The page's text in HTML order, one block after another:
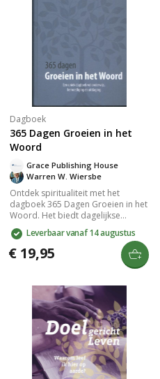
Dagboek
365 Dagen Groeien in het
Woord
Warren W. Wiersbe
Grace Publishing House
Ontdek spiritualiteit met het
dagboek 365 Dagen Groeien in het
Woord. Het biedt dagelijkse
Bijbeloverdenkingen, bemoediging
en uitdaging voor een heel jaar.
Met thematische, inspirerende
teksten van Dr. Warren W. Wiersbe,
Leverbaar vanaf 14 augustus
€ 19,95